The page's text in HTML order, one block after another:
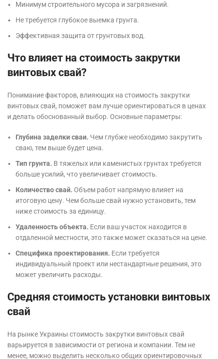
Минимум строительного мусора и загрязнений.
Не требуется глубокое выемка грунта.
Эффективная защита от грунтовых вод.
Что влияет на стоимость закрутки
винтовых свай?
Понимание факторов, влияющих на стоимость закрутки
винтовых свай, поможет вам лучше ориентироваться в ценах
и делать обоснованный выбор. Основные параметры:
Глубина заделки сваи. Чем глубже необходимо закрутить
сваю, тем выше будет цена.
Тип грунта. В тяжелых или каменистых грунтах требуется
больше усилий, что увеличивает стоимость.
Количество свай. Объем работ напрямую влияет на
итоговую цену. Чем больше свай нужно установить, тем
ниже стоимость за единицу.
Удаленность объекта. Если ваш участок находится в
отдаленной местности, это также может сказаться на цене.
Специфика проектирования. Если требуется
индивидуальный проект или нестандартные решения, это
может увеличить расходы.
Средняя стоимость установки винтовых
свай
На рынке Украины стоимость закрутки винтовых свай
варьируется в зависимости от региона и компании. Тем не
менее, можно выделить несколько общих ориентировочных